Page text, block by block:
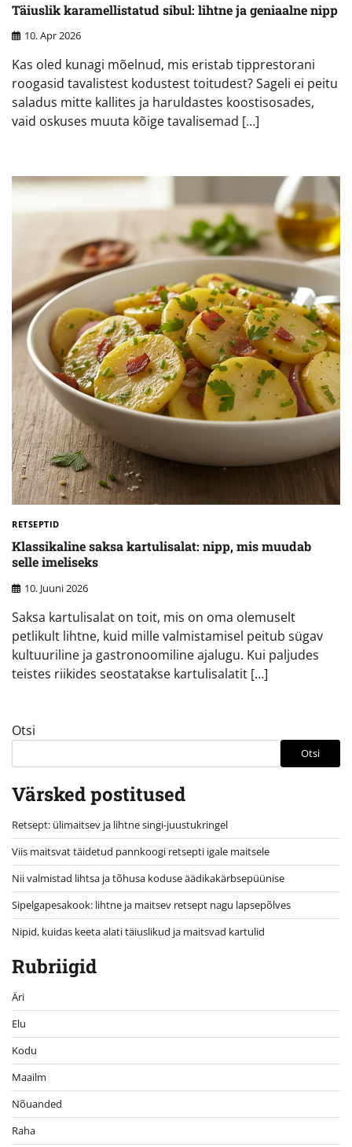
Täiuslik karamellistatud sibul: lihtne ja geniaalne nipp
10. Apr 2026
Kas oled kunagi mõelnud, mis eristab tipprestorani
roogasid tavalistest kodustest toitudest? Sageli ei peitu
saladus mitte kallites ja haruldastes koostisosades,
vaid oskuses muuta kõige tavalisemad […]
RETSEPTID
Klassikaline saksa kartulisalat: nipp, mis muudab
selle imeliseks
10. Juuni 2026
Saksa kartulisalat on toit, mis on oma olemuselt
petlikult lihtne, kuid mille valmistamisel peitub sügav
kultuuriline ja gastronoomiline ajalugu. Kui paljudes
teistes riikides seostatakse kartulisalatit […]
Otsi
Otsi
Värsked postitused
Retsept: ülimaitsev ja lihtne singi-juustukringel
Viis maitsvat täidetud pannkoogi retsepti igale maitsele
Nii valmistad lihtsa ja tõhusa koduse äädikakärbsepüünise
Sipelgapesakook: lihtne ja maitsev retsept nagu lapsepõlves
Nipid, kuidas keeta alati täiuslikud ja maitsvad kartulid
Rubriigid
Äri
Elu
Kodu
Maailm
Nõuanded
Raha